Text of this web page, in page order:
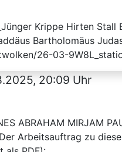
Krippe Hirten Stall
Bartholomäus
26-03-
20:09 Uhr
ABRAHAM MIRJAM
Der Arbeitsauftrag zu